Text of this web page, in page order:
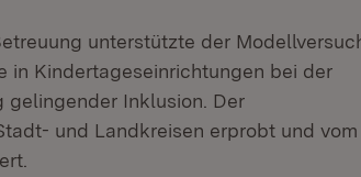
unterstützte der
in Kindertageseinrichtungen bei der
gelingender Inklusion. Der
und Landkreisen erprobt und vom
neuem Fenster)